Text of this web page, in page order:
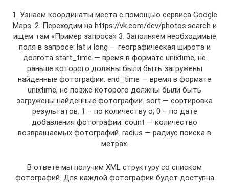
1. Узнаем координаты места с помощью сервиса Google
Maps. 2. Переходим на https://vk.com/dev/photos.search и
ищем там «Пример запроса» 3. Заполняем необходимые
поля в запросе: lat и long — географическая широта и
долгота start_time — время в формате unixtime, не
раньше которого должны были быть загружены
найденные фотографии. end_time — время в формате
unixtime, не позже которого должны были быть
загружены найденные фотографии. sort — сортировка
результатов. 1 – по количеству о; 0 – по дате
добавления фотографии. count — количество
возвращаемых фотографий. radius — радиус поиска в
метрах.
В ответе мы получим XML структуру со списком
фотографий. Для каждой фотографии будет доступна